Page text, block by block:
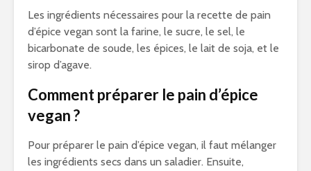
Les ingrédients nécessaires pour la recette de pain
d’épice vegan sont la farine, le sucre, le sel, le
bicarbonate de soude, les épices, le lait de soja, et le
sirop d’agave.
Comment préparer le pain d’épice
vegan ?
Pour préparer le pain d’épice vegan, il faut mélanger
les ingrédients secs dans un saladier. Ensuite,